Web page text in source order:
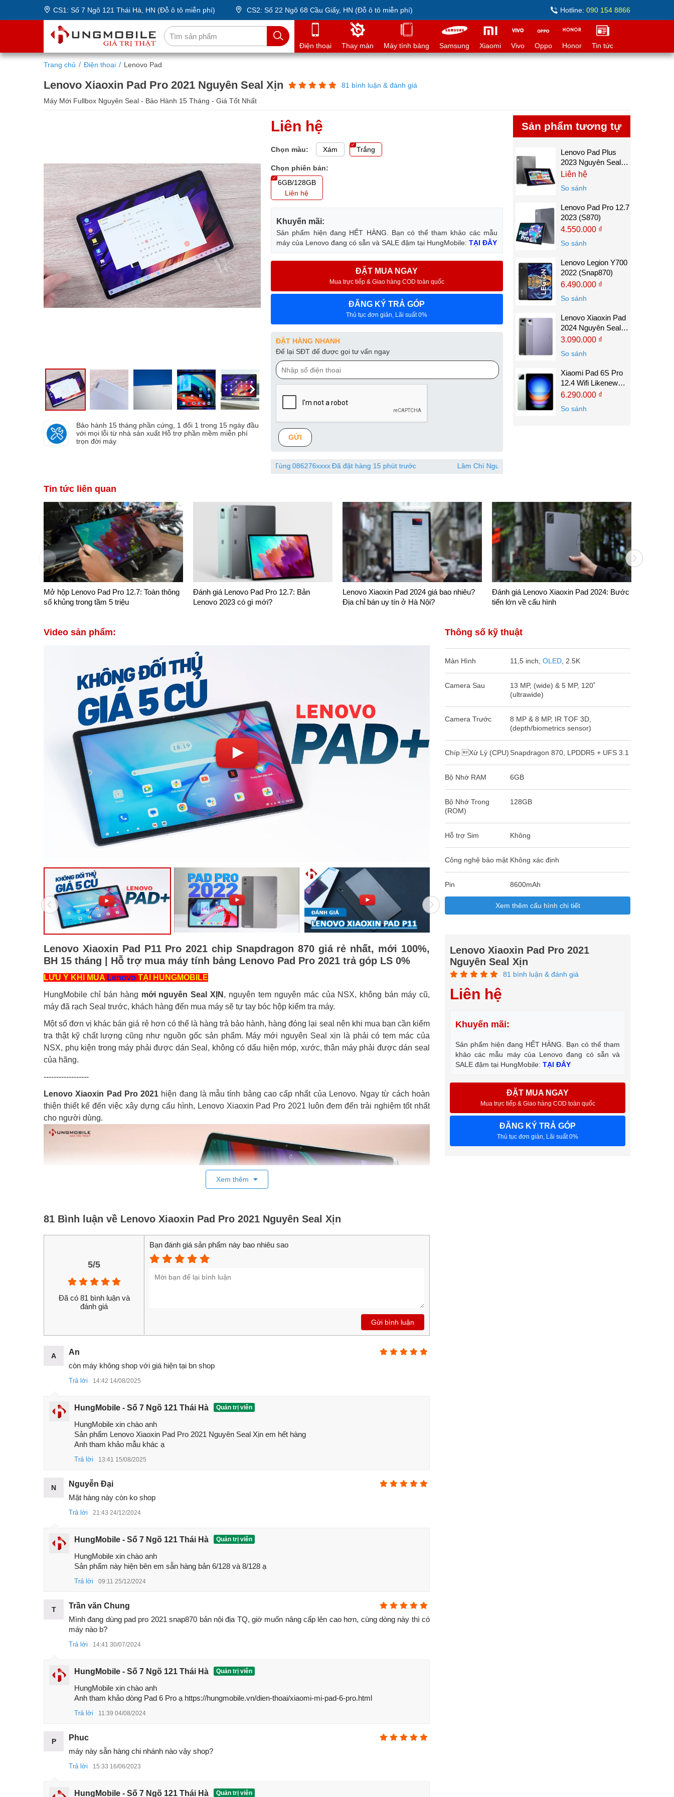
CS1: Số 7 Ngõ 121 Thái Hà, HN (Đỗ ô tô miễn phí) CS2: Số 22 Ngõ 68 Cầu Giấy, HN (Đỗ ô tô miễn phí) Hotline: 090 154 8866
Điện thoại Thay màn Máy tính bảng Samsung Xiaomi Vivo Oppo Honor Tin tức
Trang chủ Điện thoại Lenovo Pad
Lenovo Xiaoxin Pad Pro 2021 Nguyên Seal Xịn
81 bình luận & đánh giá
Máy Mới Fullbox Nguyên Seal - Bảo Hành 15 Tháng - Giá Tốt Nhất
Bảo hành 15 tháng phần cứng, 1 đổi 1 trong 15 ngày đầu
với mọi lỗi từ nhà sản xuất Hỗ trợ phần mềm miễn phí
trọn đời máy
Liên hệ
Chọn màu: Xám Trắng
Chọn phiên bản:
6GB/128GB
Liên hệ
Khuyến mãi:
Sản phẩm hiện đang HẾT HÀNG. Bạn có thể tham khảo các mẫu
máy của Lenovo đang có sẵn và SALE đậm tại HungMobile: TẠI ĐÂY
ĐẶT MUA NGAY
Mua trực tiếp & Giao hàng COD toàn quốc
ĐĂNG KÝ TRẢ GÓP
Thủ tục đơn giản, Lãi suất 0%
ĐẶT HÀNG NHANH
Để lại SĐT để được gọi tư vấn ngay
GỬI
086276xxxxĐã đặt hàng 15 phút trước Lâm Chí Nguyên 087641xxxx
Sản phẩm tương tự
Lenovo Pad Plus
2023 Nguyên Seal
Xịn
Liên hệ
So sánh
Lenovo Pad Pro 12.7
2023 (S870)
4.550.000 ₫
So sánh
Lenovo Legion Y700
2022 (Snap870)
6.490.000 ₫
So sánh
Lenovo Xiaoxin Pad
2024 Nguyên Seal
Xịn
3.090.000 ₫
So sánh
Xiaomi Pad 6S Pro
12.4 Wifi Likenew
Nobox
6.290.000 ₫
So sánh
Tin tức liên quan
Mở hộp Lenovo Pad Pro 12.7: Toàn thông
số khủng trong tầm 5 triệu
Đánh giá Lenovo Pad Pro 12.7: Bản
Lenovo 2023 có gì mới?
Lenovo Xiaoxin Pad 2024 giá bao nhiêu?
Địa chỉ bán uy tín ở Hà Nội?
Đánh giá Lenovo Xiaoxin Pad 2024: Bước
tiến lớn về cấu hình
Video sản phẩm:
Lenovo Xiaoxin Pad P11 Pro 2021 chip Snapdragon 870 giá rẻ nhất, mới 100%,
BH 15 tháng | Hỗ trợ mua máy tính bảng Lenovo Pad Pro 2021 trả góp LS 0%
LƯU Ý KHI MUA Lenovo TẠI HUNGMOBILE
HungMobile chỉ bán hàng mới nguyên Seal XỊN , nguyên tem nguyên mác của NSX, không bán máy cũ,
máy đã rạch Seal trước, khách hàng đến mua máy sẽ tự tay bóc hộp kiểm tra máy.
Một số đơn vị khác bán giá rẻ hơn có thể là hàng trả bảo hành, hàng đóng lại seal nên khi mua bạn cần kiểm
tra thật kỹ chất lượng cũng như nguồn gốc sản phẩm. Máy mới nguyên Seal xịn là phải có tem mác của
NSX, phụ kiện trong máy phải được dán Seal, không có dấu hiện móp, xước, thân máy phải được dán seal
của hãng.
------------------
Lenovo Xiaoxin Pad Pro 2021 hiện đang là mẫu tính bảng cao cấp nhất của Lenovo. Ngay từ cách hoàn
thiện thiết kế đến việc xây dựng cấu hình, Lenovo Xiaoxin Pad Pro 2021 luôn đem đến trải nghiệm tốt nhất
cho người dùng.
Qualcomm. Máy có viên pin trâu 8600mAh, màn hình lớn 11.5 inch đi kèm với nó là
Lenovo Xiaoxin Pad Pro 2021 bạn sẽ có không gian sử dụng lớn, màn hình sắc nét, sống động đến từng chi
Hiện tại HungMobile đang nhận đặt hàng
Xiaoxin Pad Pro 2021
Thông số kỹ thuật của Lenovo Xiaoxin Pad Pro 2021
• Màn hình:
Xem thêm
81 Bình luận về Lenovo Xiaoxin Pad Pro 2021 Nguyên Seal Xịn
5/5
Đã có 81 bình luận và
đánh giá
Bạn đánh giá sản phẩm này bao nhiêu sao
Gửi bình luận
A
An
còn máy không shop với giá hiện tại bn shop
Trả lời 14:42 14/08/2025
HungMobile - Số 7 Ngõ 121 Thái Hà Quản trị viên
HungMobile xin chào anh
Sản phẩm Lenovo Xiaoxin Pad Pro 2021 Nguyên Seal Xịn em hết hàng
Anh tham khảo mẫu khác ạ
Trả lời 13:41 15/08/2025
N
Nguyễn Đại
Mặt hàng này còn ko shop
Trả lời 21:43 24/12/2024
HungMobile - Số 7 Ngõ 121 Thái Hà Quản trị viên
HungMobile xin chào anh
Sản phẩm này hiện bên em sẵn hàng bản 6/128 và 8/128 ạ
Trả lời 09:11 25/12/2024
T
Trần văn Chung
Mình đang dùng pad pro 2021 snap870 bản nội địa TQ, giờ muốn nâng cấp lên cao hơn, cùng dòng này thì có
máy nào b?
Trả lời 14:41 30/07/2024
HungMobile - Số 7 Ngõ 121 Thái Hà Quản trị viên
HungMobile xin chào anh
Anh tham khảo dòng Pad 6 Pro ạ https://hungmobile.vn/dien-thoai/xiaomi-mi-pad-6-pro.html
Trả lời 11:39 04/08/2024
P
Phuc
máy này sẵn hàng chi nhánh nào vậy shop?
Trả lời 15:33 16/06/2023
HungMobile - Số 7 Ngõ 121 Thái Hà Quản trị viên
Thông số kỹ thuật
Màn Hình 11,5 inch, OLED, 2.5K
Camera Sau
13 MP, (wide) & 5 MP, 120˚
(ultrawide)
Camera Trước
8 MP & 8 MP, IR TOF 3D,
(depth/biometrics sensor)
Chíp Xử Lý (CPU) Snapdragon 870, LPDDR5 + UFS 3.1
Bộ Nhớ RAM 6GB
Bộ Nhớ Trong
(ROM)
128GB
Hỗ trợ Sim Không
Công nghệ bảo mật Không xác định
Pin 8600mAh
Xem thêm cấu hình chi tiết
Lenovo Xiaoxin Pad Pro 2021
Nguyên Seal Xịn
81 bình luận & đánh giá
Liên hệ
Khuyến mãi:
Sản phẩm hiện đang HẾT HÀNG. Bạn có thể tham
khảo các mẫu máy của Lenovo đang có sẵn và
SALE đậm tại HungMobile: TẠI ĐÂY
ĐẶT MUA NGAY
Mua trực tiếp & Giao hàng COD toàn quốc
ĐĂNG KÝ TRẢ GÓP
Thủ tục đơn giản, Lãi suất 0%